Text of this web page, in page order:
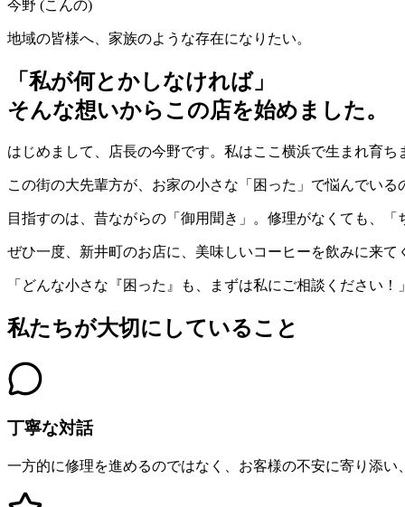
今野 (こんの)
地域の皆様へ、家族のような存在になりたい。
「私が何とかしなければ」
そんな想いからこの店を始めました。
はじめまして、店長の今野です。私はここ横浜で生まれ育ち
この街の大先輩方が、お家の小さな「困った」で悩んでい
目指すのは、昔ながらの「御用聞き」。修理がなくても、
ぜひ一度、新井町のお店に、美味しいコーヒーを飲みに来
「どんな小さな『困った』も、まずは私にご相談ください！
私たちが大切にしていること
丁寧な対話
一方的に修理を進めるのではなく、お客様の不安に寄り添